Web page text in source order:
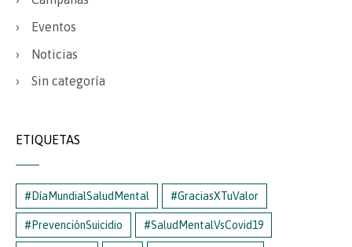
Eventos
Noticias
Sin categoría
ETIQUETAS
#DíaMundialSaludMental #GraciasXTuValor
#PrevenciónSuicidio #SaludMentalVsCovid19